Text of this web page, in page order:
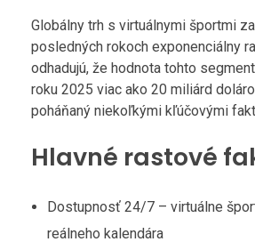
Globálny trh s virtuálnymi športmi
posledných rokoch exponenciálny
odhadujú, že hodnota tohto
roku 2025 viac ako 20 miliárd
poháňaný niekoľkými kľúčovými
Hlavné rastové
Dostupnosť 24/7 – virtuálne
reálneho kalendára